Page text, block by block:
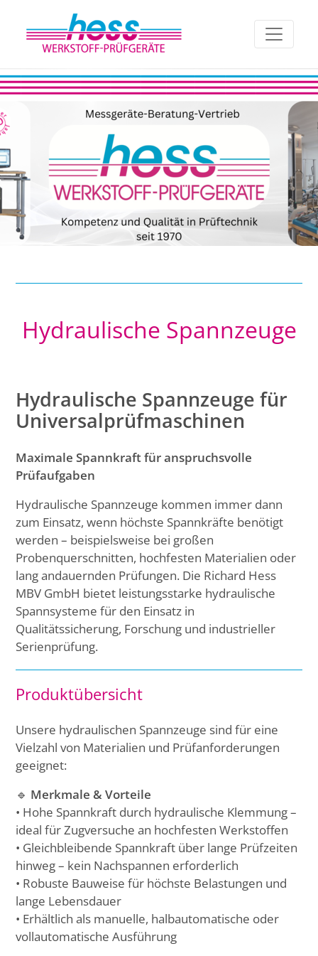
Hydraulische Spannzeuge
Hydraulische Spannzeuge für
Universalprüfmaschinen
Maximale Spannkraft für anspruchsvolle
Prüfaufgaben
Hydraulische Spannzeuge kommen immer dann
zum Einsatz, wenn höchste Spannkräfte benötigt
werden – beispielsweise bei großen
Probenquerschnitten, hochfesten Materialien oder
lang andauernden Prüfungen. Die Richard Hess
MBV GmbH bietet leistungsstarke hydraulische
Spannsysteme für den Einsatz in
Qualitätssicherung, Forschung und industrieller
Serienprüfung.
Produktübersicht
Unsere hydraulischen Spannzeuge sind für eine
Vielzahl von Materialien und Prüfanforderungen
geeignet:
🔹 Merkmale & Vorteile
• Hohe Spannkraft durch hydraulische Klemmung –
ideal für Zugversuche an hochfesten Werkstoffen
• Gleichbleibende Spannkraft über lange Prüfzeiten
hinweg – kein Nachspannen erforderlich
• Robuste Bauweise für höchste Belastungen und
lange Lebensdauer
• Erhältlich als manuelle, halbautomatische oder
vollautomatische Ausführung